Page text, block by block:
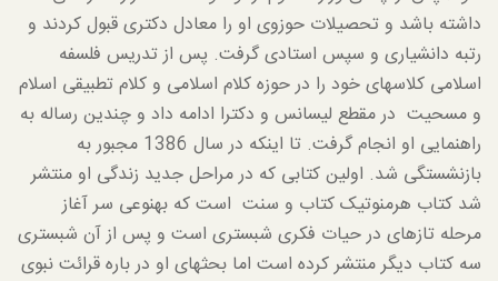
داشته باشد و تحصیلات حوزوی او را معادل دکتری قبول کردند و
رتبه دانشیاری و سپس استادی گرفت. پس از تدریس فلسفه
اسلامی کلاس­های خود را در حوزه کلام اسلامی و کلام تطبیقی اسلام
و مسحیت در مقطع لیسانس و دکترا ادامه داد و چندین رساله به
راهنمایی او انجام گرفت. تا اینکه در سال 1386 مجبور به
بازنشستگی شد. اولین کتابی که در مراحل جدید زندگی او منتشر
شد کتاب هرمنوتیک کتاب و سنت است که به­نوعی سر آغاز
مرحله تازه­ای در حیات فکری شبستری است و پس از آن شبستری
سه کتاب دیگر منتشر کرده است اما بحث­های او در باره قرائت نبوی